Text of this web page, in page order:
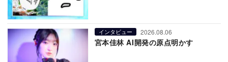
インタビュー 2026.08.06
宮本佳林 AI開発の原点明かす